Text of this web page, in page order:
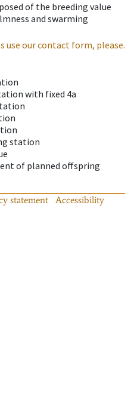
of the breeding value
and swarming
use our contact form, please.
with fixed 4a
station
of planned offspring
statement
Accessibility